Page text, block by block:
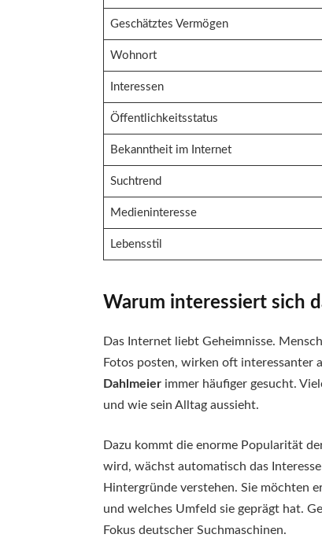
Geschätztes Vermögen
Wohnort
Interessen
Öffentlichkeitsstatus
Bekanntheit im Internet
Suchtrend
Medieninteresse
Lebensstil
Warum interessiert sich
Das Internet liebt Geheimnisse.
Fotos posten, wirken oft interessanter
Dahlmeier immer häufiger gesucht.
und wie sein Alltag aussieht.
Dazu kommt die enorme Popularität
wird, wächst automatisch das
Hintergründe verstehen. Sie möchten
und welches Umfeld sie geprägt hat.
Fokus deutscher Suchmaschinen.